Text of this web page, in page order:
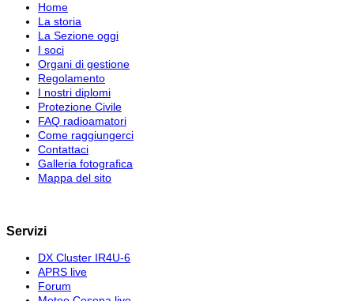
Home
La storia
La Sezione oggi
I soci
Organi di gestione
Regolamento
I nostri diplomi
Protezione Civile
FAQ radioamatori
Come raggiungerci
Contattaci
Galleria fotografica
Mappa del sito
Servizi
DX Cluster IR4U-6
APRS live
Forum